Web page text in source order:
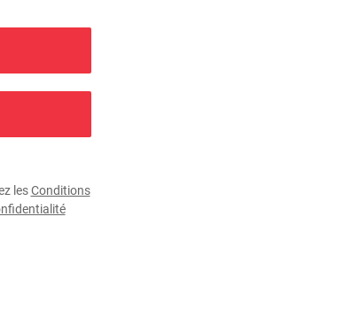
lesConditions